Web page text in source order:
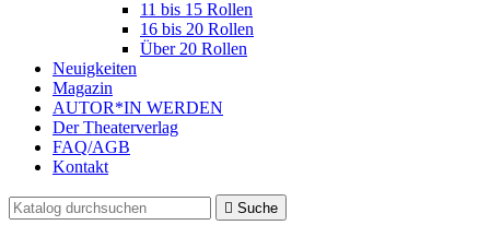
11 bis 15 Rollen
16 bis 20 Rollen
Über 20 Rollen
Neuigkeiten
Magazin
AUTOR*IN WERDEN
Der Theaterverlag
FAQ/AGB
Kontakt
 Suche